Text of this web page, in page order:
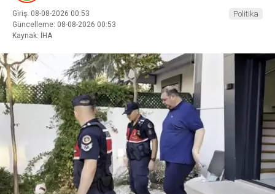
Giriş: 08-08-2026 00:53
Güncelleme: 08-08-2026 00:53
Kaynak: İHA
Politika